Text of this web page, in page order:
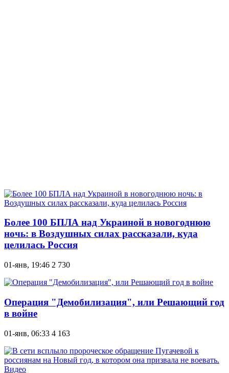
Более 100 БПЛА над Украиной в новогоднюю
ночь: в Воздушных силах рассказали, куда
целилась Россия
01-янв, 19:46 2 730
Операция "Демобилизация", или Решающий год
в войне
01-янв, 06:33 4 163